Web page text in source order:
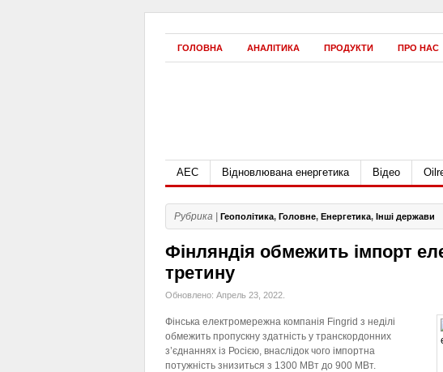
ГОЛОВНА АНАЛІТИКА ПРОДУКТИ ПРО НАС
АЕС Відновлювана енергетика Відео
Рубрика | Геополітика, Головне, Енергетика, Інші держави
Фінляндія обмежить імпорт
третину
Обновлено: Апрель 23, 2022.
Фінська електромережна компанія Fingrid з неділі
обмежить пропускну здатність у транскордонних
з’єднаннях із Росією, внаслідок чого імпортна
потужність знизиться з 1300 МВт до 900 МВт.